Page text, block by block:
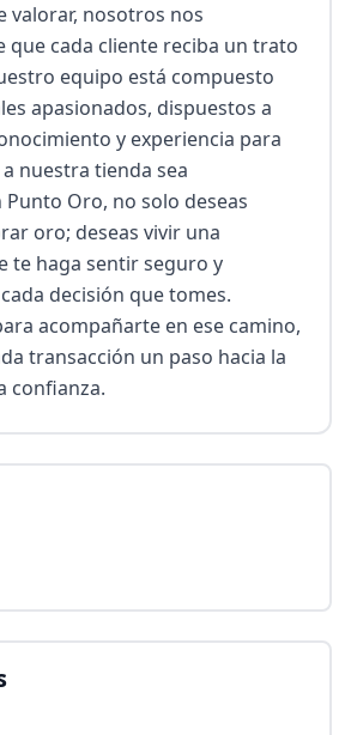
valorar, nosotros nos
que cada cliente reciba un trato
equipo está compuesto
apasionados, dispuestos a
y experiencia para
nuestra tienda sea
Punto Oro, no solo deseas
oro; deseas vivir una
te haga sentir seguro y
decisión que tomes.
acompañarte en ese camino,
transacción un paso hacia la
confianza.